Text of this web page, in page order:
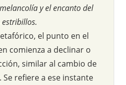
y el encanto del
estribillos.
el punto en el
comienza a declinar o
similar al cambio de
Se refiere a ese instante